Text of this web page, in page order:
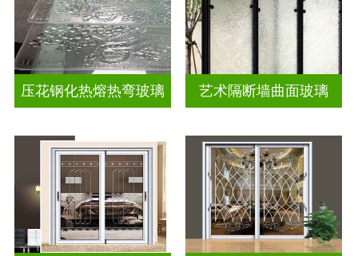
压花钢化热熔热弯玻璃 艺术隔断墙曲面玻璃